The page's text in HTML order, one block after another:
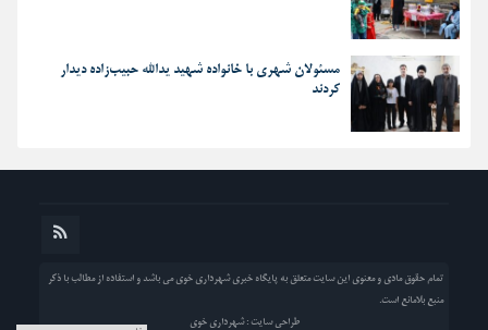
مسئولان شهری با خانواده شهید یدالله حبیب‌زاده دیدار
کردند
تمام حقوق مادی و معنوی این سایت متعلق به پایگاه خبری شهرداری خوی می باشد و استفاده از مطالب با ذکر
منبع بلامانع است.
طراحی سایت : شهرداری خوی